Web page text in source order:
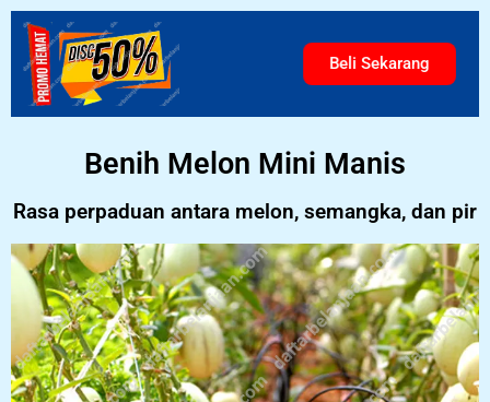
Beli Sekarang
Benih Melon Mini Manis
Rasa perpaduan antara melon, semangka, dan pir